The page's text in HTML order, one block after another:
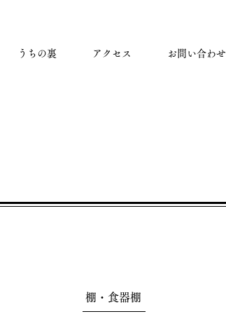
うちの裏 アクセス お問い合わせ
棚・食器棚